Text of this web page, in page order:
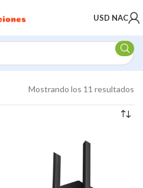
USD NAC
Mostrando los 11 resultados